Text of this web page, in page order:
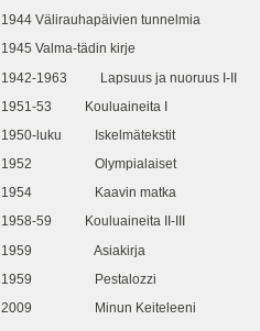
1944 Välirauhapäivien tunnelmia
1945 Valma-tädin kirje
1942-1963 Lapsuus ja nuoruus I-II
1951-53 Kouluaineita I
1950-luku Iskelmätekstit
1952 Olympialaiset
1954 Kaavin matka
1958-59 Kouluaineita II-III
1959 Asiakirja
1959 Pestalozzi
2009 Minun Keiteleeni